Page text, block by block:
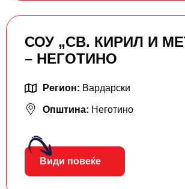
СОУ „СВ. КИРИЛ И
– НЕГОТИНО
Регион: Вардарски
Општина: Неготино
Види повеќе